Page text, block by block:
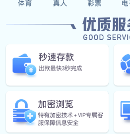
塞的往复运动转变为曲轴的旋转
塞上的力转变为曲轴对外输出的
转动。曲柄连杆机构由活塞组、
南宫市美彩国际·(中国区) - 官网
北省汽车连杆专业生产厂家，公
开区大庆街。